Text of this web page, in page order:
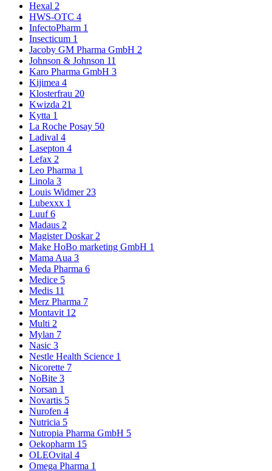
Hexal 2
HWS-OTC 4
InfectoPharm 1
Insecticum 1
Jacoby GM Pharma GmbH 2
Johnson & Johnson 11
Karo Pharma GmbH 3
Kijimea 4
Klosterfrau 20
Kwizda 21
Kytta 1
La Roche Posay 50
Ladival 4
Lasepton 4
Lefax 2
Leo Pharma 1
Linola 3
Louis Widmer 23
Lubexxx 1
Luuf6
Madaus 2
Magister Doskar 2
Make HoBo marketing GmbH 1
Mama Aua 3
Meda Pharma 6
Medice 5
Medis 11
Merz Pharma 7
Montavit 12
Multi 2
Mylan 7
Nasic 3
Nestle Health Science 1
Nicorette 7
NoBite 3
Norsan 1
Novartis 5
Nurofen 4
Nutricia 5
Nutropia Pharma GmbH 5
Oekopharm 15
OLEOvital 4
Omega Pharma 1